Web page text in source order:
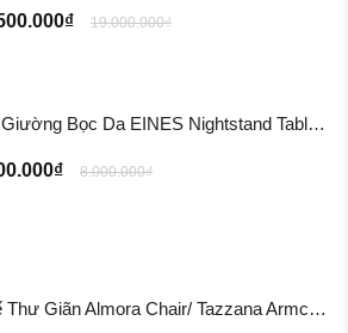
19.000.000₫
Tab Giường Bọc Da EINES Nightstand Table TG122
8.000.000₫
Ghế Thư Giãn Almora Chair/ Tazzana Armchair GTG11